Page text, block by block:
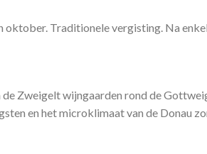
oktober. Traditionele vergisting. Na
Zweigelt wijngaarden rond de
en het microklimaat van de Donau